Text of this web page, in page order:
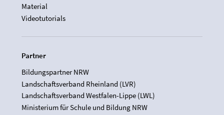
Material
Videotutorials
Partner
Bildungspartner NRW
Landschaftsverband Rheinland (LVR)
Landschaftsverband Westfalen-Lippe (LWL)
Ministerium für Schule und Bildung NRW